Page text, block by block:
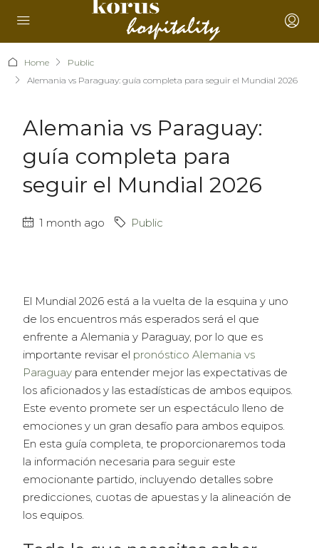
Home
Public
Alemania vs Paraguay: guía completa para seguir el Mundial 2026
Alemania vs Paraguay:
guía completa para
seguir el Mundial 2026
1 month ago Public
El Mundial 2026 está a la vuelta de la esquina y uno
de los encuentros más esperados será el que
enfrente a Alemania y Paraguay, por lo que es
importante revisar el pronóstico Alemania vs
Paraguay para entender mejor las expectativas de
los aficionados y las estadísticas de ambos equipos.
Este evento promete ser un espectáculo lleno de
emociones y un gran desafío para ambos equipos.
En esta guía completa, te proporcionaremos toda
la información necesaria para seguir este
emocionante partido, incluyendo detalles sobre
predicciones, cuotas de apuestas y la alineación de
los equipos.